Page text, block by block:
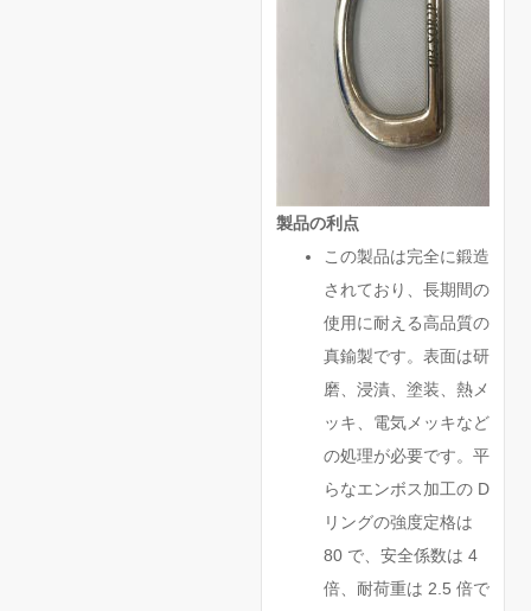
製品の利点
この製品は完全に鍛造
されており、長期間の
使用に耐える高品質の
真鍮製です。表面は研
磨、浸漬、塗装、熱メ
ッキ、電気メッキなど
の処理が必要です。平
らなエンボス加工の D
リングの強度定格は
80 で、安全係数は 4
倍、耐荷重は 2.5 倍で